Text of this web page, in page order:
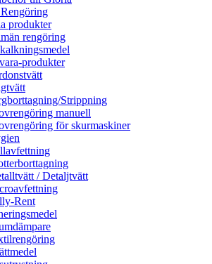
produkter
rengöring
produkter
Strippning
manuell
för skurmaskiner
/ Detaljtvätt
Rent